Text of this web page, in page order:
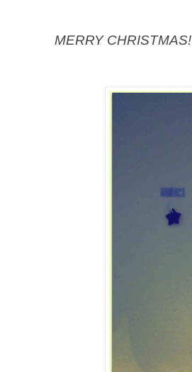
MERRY CHRISTMAS!